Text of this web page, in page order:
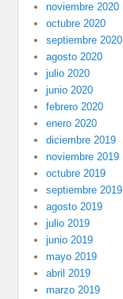
noviembre 2020
octubre 2020
septiembre 2020
agosto 2020
julio 2020
junio 2020
febrero 2020
enero 2020
diciembre 2019
noviembre 2019
octubre 2019
septiembre 2019
agosto 2019
julio 2019
junio 2019
mayo 2019
abril 2019
marzo 2019